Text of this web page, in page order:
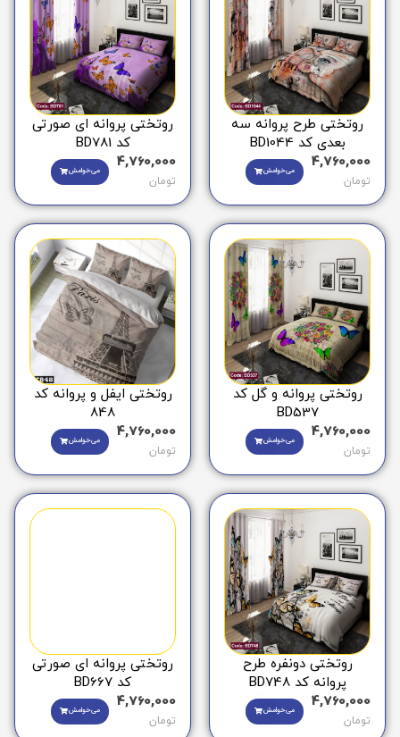
روتختی طرح پروانه سه
بعدی کد BD1044
4,760,000
تومان
می‌خوامش
روتختی پروانه ای صورتی
کد BD781
4,760,000
تومان
می‌خوامش
روتختی پروانه و گل کد
BD537
4,760,000
تومان
می‌خوامش
روتختی ایفل و پروانه کد
848
4,760,000
تومان
می‌خوامش
روتختی دونفره طرح
پروانه کد BD748
4,760,000
تومان
می‌خوامش
روتختی پروانه ای صورتی
کد BD667
4,760,000
تومان
می‌خوامش